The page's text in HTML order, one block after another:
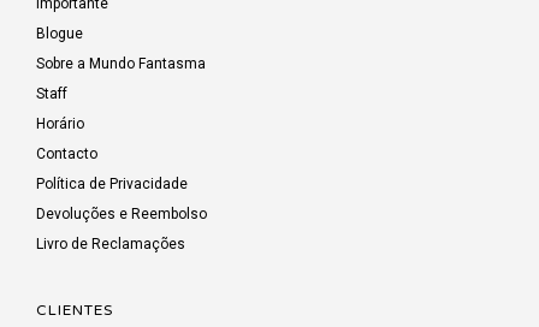
Blogue
Sobre a Mundo Fantasma
Staff
Horário
Contacto
Política de Privacidade
Devoluções e Reembolso
Livro de Reclamações
CLIENTES